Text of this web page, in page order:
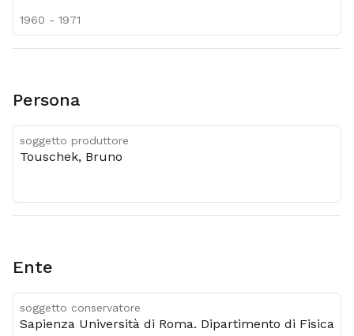
1960 - 1971
Persona
soggetto produttore
Touschek, Bruno
Ente
soggetto conservatore
Sapienza Università di Roma. Dipartimento di Fisica